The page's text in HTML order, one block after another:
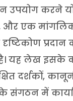
उपयोग करने
और एक
यह लेख इसके
दर्शकों,
संगठन में